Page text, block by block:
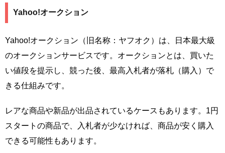
Yahoo!オークション
Yahoo!オークション（旧名称：ヤフオク）は、日本最大級
のオークションサービスです。オークションとは、買いた
い値段を提示し、競った後、最高入札者が落札（購入）で
きる仕組みです。
レアな商品や新品が出品されているケースもあります。1円
スタートの商品で、入札者が少なければ、商品が安く購入
できる可能性もあります。